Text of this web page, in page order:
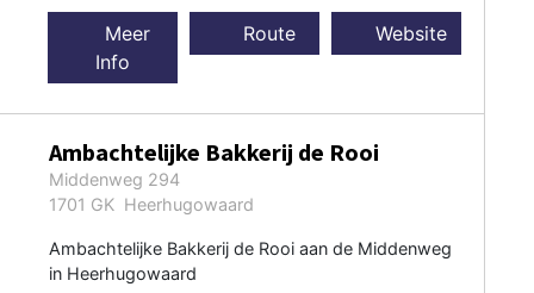
Meer
Info
Route Website
Ambachtelijke Bakkerij de Rooi
Middenweg 294
1701 GK Heerhugowaard
Ambachtelijke Bakkerij de Rooi aan de Middenweg
in Heerhugowaard